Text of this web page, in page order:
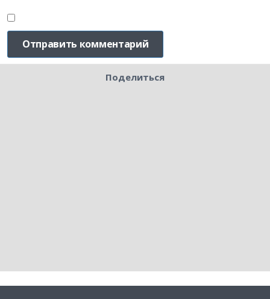
Поделиться